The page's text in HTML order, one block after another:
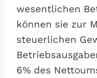
wesentlichen
können sie zur
steuerlichen
6% des